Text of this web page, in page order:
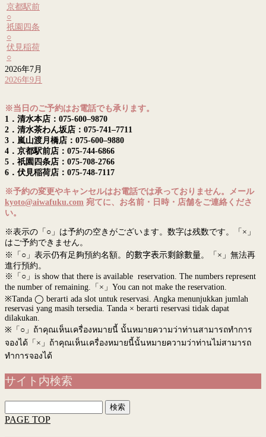
京都駅前
○
祇園四条
○
伏見稲荷
○
2026年7月
2026年9月
※当日のご予約はお電話でも承ります。
1．清水本店：075-600–9870
2．清水茶わん坂店：075-741–7711
3．嵐山渡月橋店：075-600–9880
4．京都駅前店：075-744-6866
5．祇園四条店：075-708-2766
6．伏見稲荷店：075-748-7117
※予約の変更やキャンセルはお電話では承っておりません。メール
kyoto@aiwafuku.com 宛てに、お名前・日時・店舗をご連絡くださ
い。
※表示の「○」は予約の空きがございます。数字は残数です。「×」
はご予約できません。
※「○」表示仍有足夠預約名額。 的數字表示剩餘數量。「×」無法再
進行預約。
※「○」is show that there is available reservation. The numbers represent
the number of remaining.「×」You can not make the reservation.
※Tanda ◯ berarti ada slot untuk reservasi. Angka menunjukkan jumlah
reservasi yang masih tersedia. Tanda × berarti reservasi tidak dapat
dilakukan.
※ 「○」ถ้าคุณเห็นเครื่องหมายนี้ นั้นหมายความว่าท่านสามารถทำการ
จองได้「×」ถ้าคุณเห็นเครื่องหมายนี้นั้นหมายความว่าท่านไม่สามารถ
ทำการจองได้
サイト内検索
索:
PAGE TOP